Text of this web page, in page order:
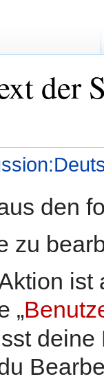
der
den
zu
ist
„